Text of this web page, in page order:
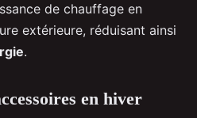
de chauffage en
extérieure, réduisant ainsi
.
en hiver